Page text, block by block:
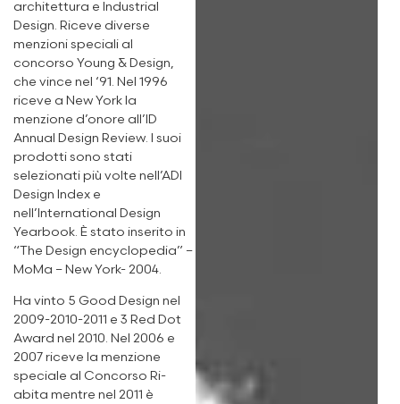
architettura e Industrial
Design. Riceve diverse
menzioni speciali al
concorso Young & Design,
che vince nel ‘91. Nel 1996
riceve a New York la
menzione d’onore all’ID
Annual Design Review. I suoi
prodotti sono stati
selezionati più volte nell’ADI
Design Index e
nell’International Design
Yearbook. È stato inserito in
“The Design encyclopedia” –
MoMa – New York- 2004.
Ha vinto 5 Good Design nel
2009-2010-2011 e 3 Red Dot
Award nel 2010. Nel 2006 e
2007 riceve la menzione
speciale al Concorso Ri-
abita mentre nel 2011 è